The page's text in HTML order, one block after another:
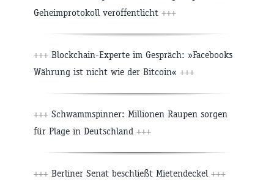
Geheimprotokoll veröffentlicht +++
+++ Blockchain-Experte im Gespräch: »Facebooks
Währung ist nicht wie der Bitcoin« +++
+++ Schwammspinner: Millionen Raupen sorgen
für Plage in Deutschland +++
+++ Berliner Senat beschließt Mietendeckel +++